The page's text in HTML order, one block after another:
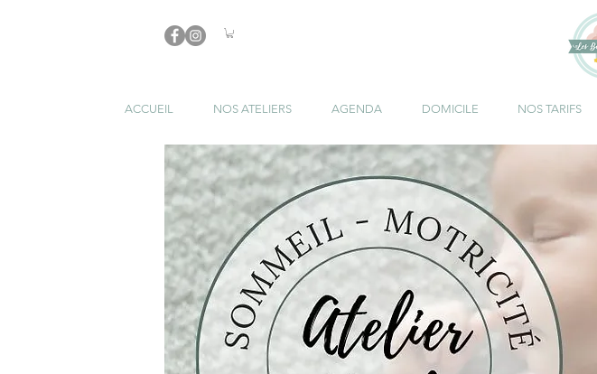
ACCUEIL NOS ATELIERS AGENDA DOMICILE NOS TARIFS